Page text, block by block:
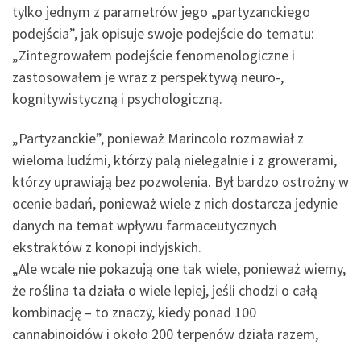
tylko jednym z parametrów jego „partyzanckiego
podejścia”, jak opisuje swoje podejście do tematu:
„Zintegrowałem podejście fenomenologiczne i
zastosowałem je wraz z perspektywą neuro-,
kognitywistyczną i psychologiczną.
„Partyzanckie”, ponieważ Marincolo rozmawiał z
wieloma ludźmi, którzy palą nielegalnie i z growerami,
którzy uprawiają bez pozwolenia. Był bardzo ostrożny w
ocenie badań, ponieważ wiele z nich dostarcza jedynie
danych na temat wpływu farmaceutycznych
ekstraktów z konopi indyjskich.
„Ale wcale nie pokazują one tak wiele, ponieważ wiemy,
że roślina ta działa o wiele lepiej, jeśli chodzi o całą
kombinację – to znaczy, kiedy ponad 100
cannabinoidów i około 200 terpenów działa razem,